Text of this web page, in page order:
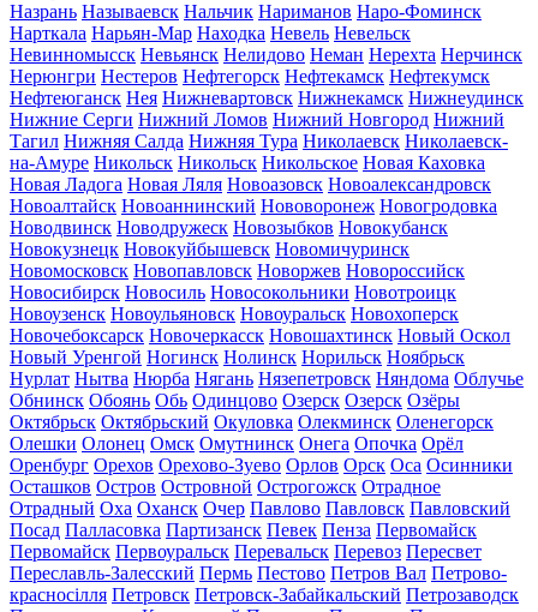
Назрань Называевск Нальчик Нариманов Наро-Фоминск
Нарткала Нарьян-Мар Находка Невель Невельск
Невинномысск Невьянск Нелидово Неман Нерехта Нерчинск
Нерюнгри Нестеров Нефтегорск Нефтекамск Нефтекумск
Нефтеюганск Нея Нижневартовск Нижнекамск Нижнеудинск
Нижние Серги Нижний Ломов Нижний Новгород Нижний
Тагил Нижняя Салда Нижняя Тура Николаевск Николаевск-
на-Амуре Никольск Никольск Никольское Новая Каховка
Новая Ладога Новая Ляля Новоазовск Новоалександровск
Новоалтайск Новоаннинский Нововоронеж Новогродовка
Новодвинск Новодружеск Новозыбков Новокубанск
Новокузнецк Новокуйбышевск Новомичуринск
Новомосковск Новопавловск Новоржев Новороссийск
Новосибирск Новосиль Новосокольники Новотроицк
Новоузенск Новоульяновск Новоуральск Новохоперск
Новочебоксарск Новочеркасск Новошахтинск Новый Оскол
Новый Уренгой Ногинск Нолинск Норильск Ноябрьск
Нурлат Нытва Нюрба Нягань Нязепетровск Няндома Облучье
Обнинск Обоянь Обь Одинцово Озерск Озерск Озёры
Октябрьск Октябрьский Окуловка Олекминск Оленегорск
Олешки Олонец Омск Омутнинск Онега Опочка Орёл
Оренбург Орехов Орехово-Зуево Орлов Орск Оса Осинники
Осташков Остров Островной Острогожск Отрадное
Отрадный Оха Оханск Очер Павлово Павловск Павловский
Посад Палласовка Партизанск Певек Пенза Первомайск
Первомайск Первоуральск Перевальск Перевоз Пересвет
Переславль-Залесский Пермь Пестово Петров Вал Петрово-
красносілля Петровск Петровск-Забайкальский Петрозаводск